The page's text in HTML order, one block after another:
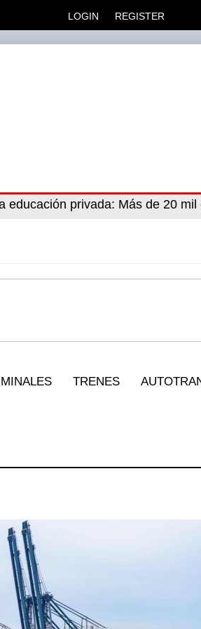
LOGIN REGISTER
Bres encabezará
educación privada: Más de 20
TRENES
MSC incorpora servicio
PAMEX en ...
12 JUL 2026